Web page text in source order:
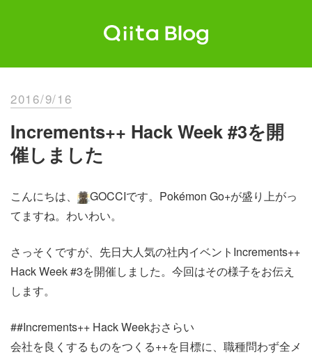
2016/9/16
Increments++ Hack Week #3を開
催しました
こんにちは、
GOCCIです。Pokémon Go+が盛り上がっ
てますね。わいわい。
さっそくですが、先日大人気の社内イベントIncrements++
Hack Week #3を開催しました。今回はその様子をお伝え
します。
##Increments++ Hack Weekおさらい
会社を良くするものをつくる++を目標に、職種問わず全メ